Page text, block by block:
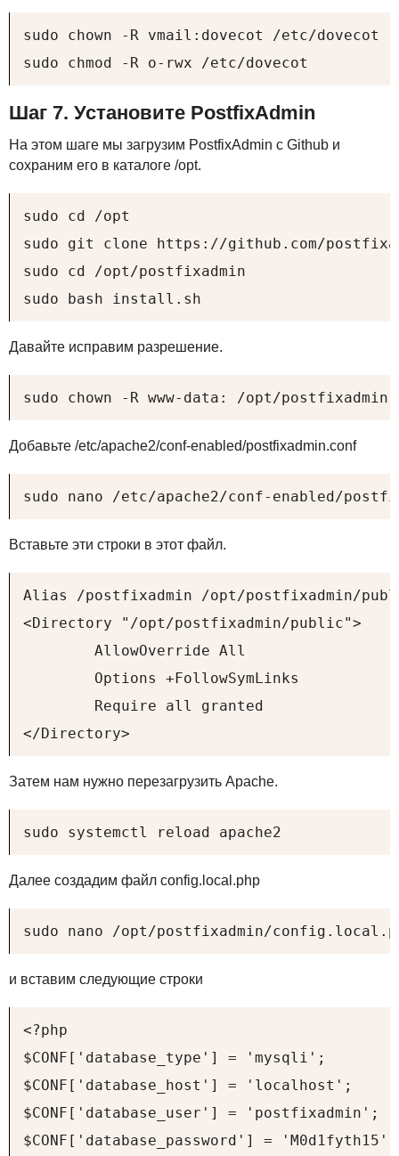
sudo chown -R vmail:dovecot /etc/dovecot
sudo chmod -R o-rwx /etc/dovecot
Шаг 7. Установите PostfixAdmin
На этом шаге мы загрузим PostfixAdmin с Github и
сохраним его в каталоге /opt.
sudo cd /opt
sudo git clone https://github.com/
sudo cd /opt/postfixadmin
sudo bash install.sh
Давайте исправим разрешение.
sudo chown -R www-data: /opt/postfixadmin
Добавьте /etc/apache2/conf-enabled/postfixadmin.conf
sudo nano /etc/apache2/conf-enabled/
Вставьте эти строки в этот файл.
Alias /postfixadmin /opt/postfixadmin/
<Directory "/opt/postfixadmin/public">
        AllowOverride All
        Options +FollowSymLinks
        Require all granted
</Directory>
Затем нам нужно перезагрузить Apache.
sudo systemctl reload apache2
Далее создадим файл config.local.php
sudo nano /opt/postfixadmin/
и вставим следующие строки
<?php
$CONF['database_type'] = 'mysqli';
$CONF['database_host'] = 'localhost';
$CONF['database_user'] = 'postfixadmin';
$CONF['database_password'] = 'M0d1fyth15';